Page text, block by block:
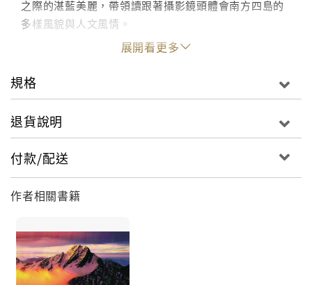
之際的湛藍美麗，帶領讀跟著攝影鏡頭體會南方四島的
多樣風貌與人文風情。
展開看更多
規格
退貨說明
付款/配送
作者相關書籍